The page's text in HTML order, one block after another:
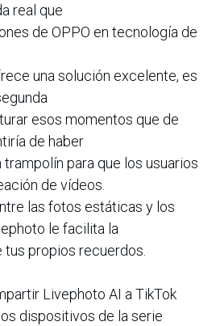
real que
de OPPO en tecnología de
una solución excelente, es
esos momentos que de
de haber
para que los usuarios
de vídeos.
las fotos estáticas y los
le facilita la
propios recuerdos.
Livephoto AI a TikTok
dispositivos de la serie